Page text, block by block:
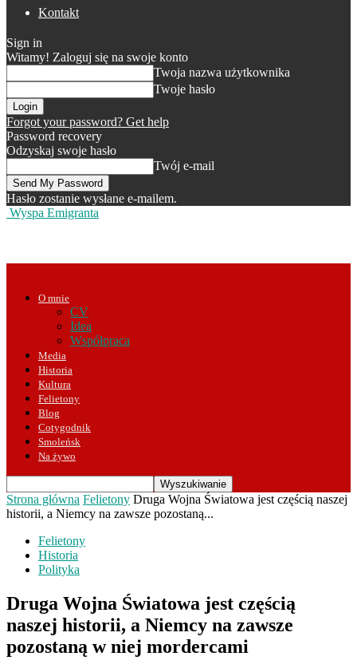
Kontakt
Sign in
Witamy! Zaloguj się na swoje konto
Twoja nazwa użytkownika
Twoje hasło
Forgot your password? Get help
Password recovery
Odzyskaj swoje hasło
Twój e-mail
Hasło zostanie wysłane e-mailem.
Wyspa Emigranta
O mnie
CV
Idea
Współpraca
Media
Historia
Kultura
Felietony
Blog
Cotygodnik
Smoleńsk
Na żywo
Strona główna Felietony Druga Wojna Światowa jest częścią naszej
historii, a Niemcy na zawsze pozostaną...
Felietony
Historia
Polityka
Druga Wojna Światowa jest częścią
naszej historii, a Niemcy na zawsze
pozostaną w niej mordercami